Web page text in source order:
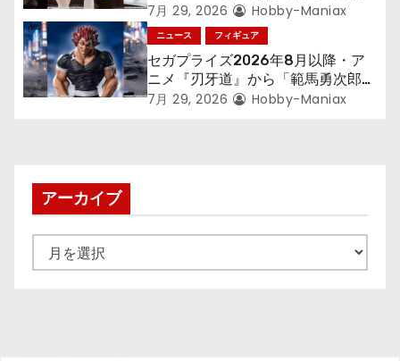
す～』から「ロキシー」のフィギュ
アが登場！
7月 29, 2026 Hobby-Maniax
ニュース フィギュア
セガプライズ2026年8月以降・ア
ニメ『刃牙道』から「範馬勇次郎」
が登場ッッ!!
7月 29, 2026 Hobby-Maniax
アーカイブ
ー